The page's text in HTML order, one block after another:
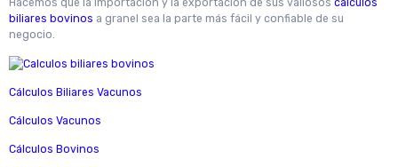
Hacemos que la importación y la exportación de sus valiosos cálculos
biliares bovinos a granel sea la parte más fácil y confiable de su
negocio.
Cálculos Biliares Vacunos
Cálculos Vacunos
Cálculos Bovinos